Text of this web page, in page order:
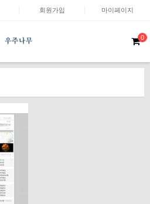
회원가입 마이페이지
0